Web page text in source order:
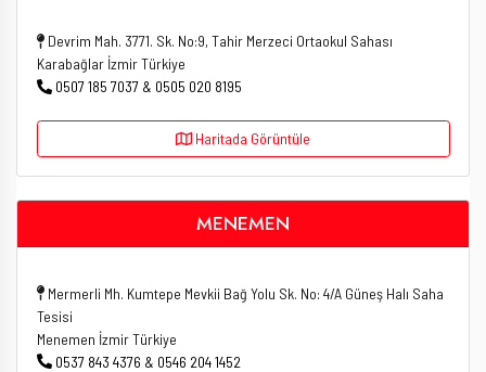
Devrim Mah. 3771. Sk. No:9, Tahir Merzeci Ortaokul Sahası
Karabağlar İzmir Türkiye
0507 185 7037 & 0505 020 8195
Haritada Görüntüle
MENEMEN
Mermerli Mh. Kumtepe Mevkii Bağ Yolu Sk. No: 4/A Güneş Halı Saha
Tesisi
Menemen İzmir Türkiye
0537 843 4376 & 0546 204 1452